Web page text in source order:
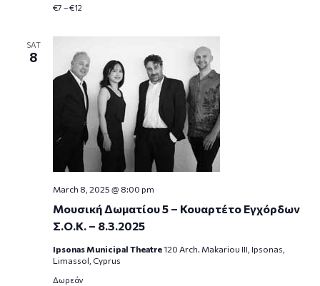
€7 – €12
SAT
8
Μουσική Δωματίου 5 – Κουαρτέτο Εγχόρδων
Σ.Ο.Κ. – 8.3.2025
March 8, 2025 @ 8:00 pm
Ipsonas Municipal Theatre120 Arch. Makariou III, Ipsonas,
Limassol, Cyprus
Δωρεάν